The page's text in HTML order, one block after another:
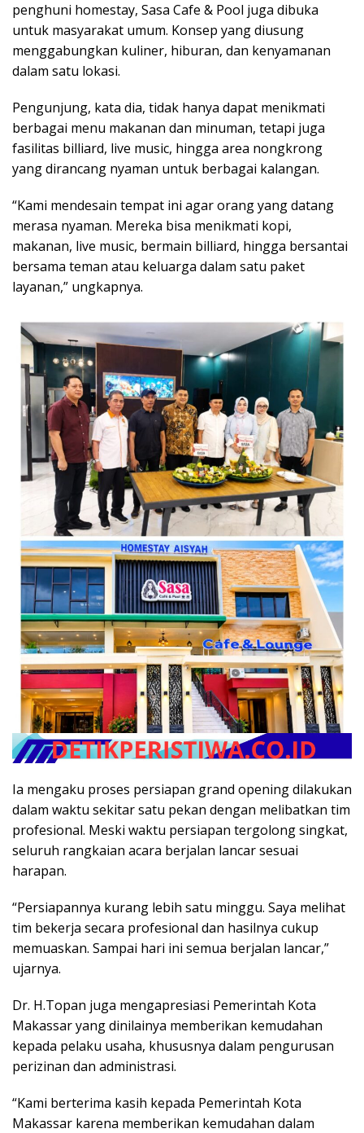
penghuni homestay, Sasa Cafe & Pool juga dibuka
untuk masyarakat umum. Konsep yang diusung
menggabungkan kuliner, hiburan, dan kenyamanan
dalam satu lokasi.
Pengunjung, kata dia, tidak hanya dapat menikmati
berbagai menu makanan dan minuman, tetapi juga
fasilitas billiard, live music, hingga area nongkrong
yang dirancang nyaman untuk berbagai kalangan.
“Kami mendesain tempat ini agar orang yang datang
merasa nyaman. Mereka bisa menikmati kopi,
makanan, live music, bermain billiard, hingga bersantai
bersama teman atau keluarga dalam satu paket
layanan,” ungkapnya.
Ia mengaku proses persiapan grand opening dilakukan
dalam waktu sekitar satu pekan dengan melibatkan tim
profesional. Meski waktu persiapan tergolong singkat,
seluruh rangkaian acara berjalan lancar sesuai
harapan.
“Persiapannya kurang lebih satu minggu. Saya melihat
tim bekerja secara profesional dan hasilnya cukup
memuaskan. Sampai hari ini semua berjalan lancar,”
ujarnya.
Dr. H.Topan juga mengapresiasi Pemerintah Kota
Makassar yang dinilainya memberikan kemudahan
kepada pelaku usaha, khususnya dalam pengurusan
perizinan dan administrasi.
“Kami berterima kasih kepada Pemerintah Kota
Makassar karena memberikan kemudahan dalam